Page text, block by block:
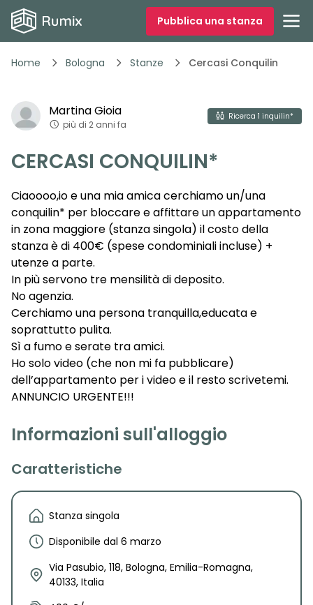
Pubblica una stanza
Home Bologna Stanze Cercasi Conquilin
1/
Vedi tutte2foto
MartinaGioia
più di 2 anni fa
Ricerca 1 inquilin*
CERCASI CONQUILIN*
Ciaoooo,io e una mia amica cerchiamo un/una
conquilin* per bloccare e affittare un appartamento
in zona maggiore (stanza singola) il costo della
stanza è di 400€ (spese condominiali incluse) +
utenze a parte.
In più servono tre mensilità di deposito.
No agenzia.
Cerchiamo una persona tranquilla,educata e
soprattutto pulita.
Sì a fumo e serate tra amici.
Ho solo video (che non mi fa pubblicare)
dell’appartamento per i video e il resto scrivetemi.
ANNUNCIO URGENTE!!!
Informazioni sull'alloggio
Caratteristiche
Stanza singola
Disponibile dal 6 marzo
Via Pasubio, 118, Bologna, Emilia-Romagna,
40133, Italia